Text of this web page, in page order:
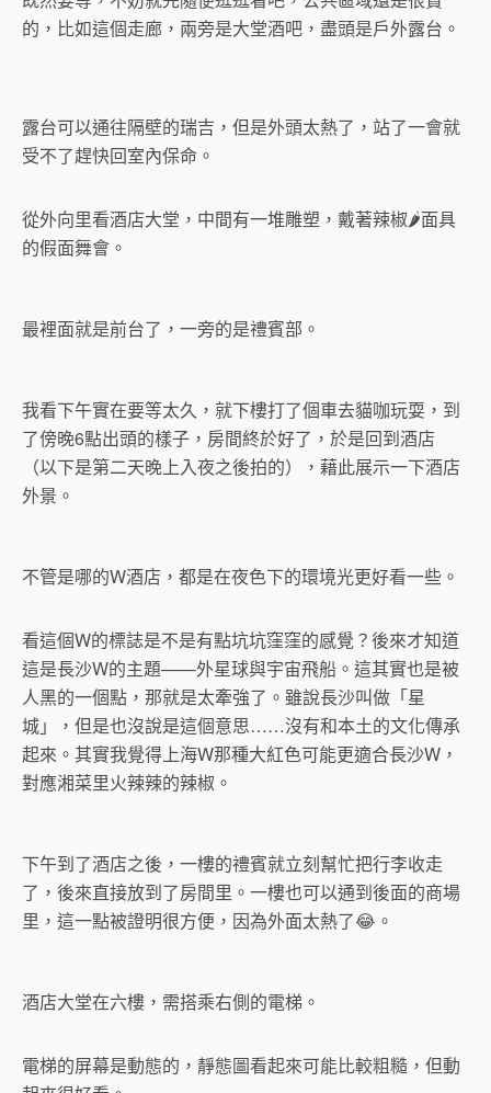
的，比如這個走廊，兩旁是大堂酒吧，盡頭是戶外露台。
露台可以通往隔壁的瑞吉，但是外頭太熱了，站了一會就
受不了趕快回室內保命。
從外向里看酒店大堂，中間有一堆雕塑，戴著辣椒🌶面具
的假面舞會。
最裡面就是前台了，一旁的是禮賓部。
我看下午實在要等太久，就下樓打了個車去貓咖玩耍，到
了傍晚6點出頭的樣子，房間終於好了，於是回到酒店
（以下是第二天晚上入夜之後拍的），藉此展示一下酒店
外景。
不管是哪的W酒店，都是在夜色下的環境光更好看一些。
看這個W的標誌是不是有點坑坑窪窪的感覺？後來才知道
這是長沙W的主題——外星球與宇宙飛船。這其實也是被
人黑的一個點，那就是太牽強了。雖說長沙叫做「星
城」，但是也沒說是這個意思……沒有和本土的文化傳承
起來。其實我覺得上海W那種大紅色可能更適合長沙W，
對應湘菜里火辣辣的辣椒。
下午到了酒店之後，一樓的禮賓就立刻幫忙把行李收走
了，後來直接放到了房間里。一樓也可以通到後面的商場
里，這一點被證明很方便，因為外面太熱了😂。
酒店大堂在六樓，需搭乘右側的電梯。
電梯的屏幕是動態的，靜態圖看起來可能比較粗糙，但動